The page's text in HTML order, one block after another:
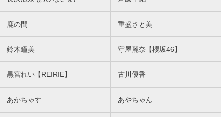
鹿の間 重盛さと美
鈴木瞳美 守屋麗奈【櫻坂46】
黒宮れい【REIRIE】 古川優香
あかちゃす あやちゃん